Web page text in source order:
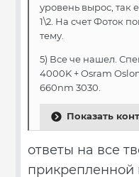
уровень вырос, так
1\2. На счет Фоток
тему.
5) Все че нашел.
4000K + Osram
660nm 3030.
Показать
ответы на все
прикрепленной